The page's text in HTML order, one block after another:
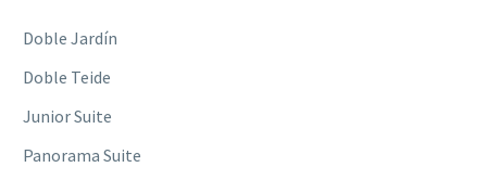
Doble Jardín
Doble Teide
Junior Suite
Panorama Suite